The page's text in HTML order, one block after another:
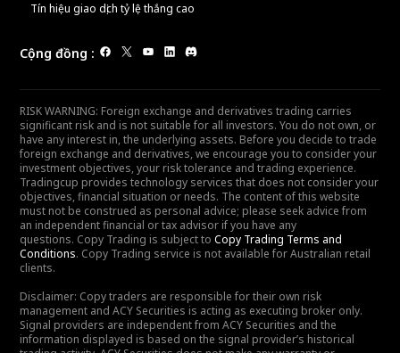
Tín hiệu giao dịch tỷ lệ thắng cao
Cộng đồng :
RISK WARNING: Foreign exchange and derivatives trading carries
significant risk and is not suitable for all investors. You do not own, or
have any interest in, the underlying assets. Before you decide to trade
foreign exchange and derivatives, we encourage you to consider your
investment objectives, your risk tolerance and trading experience.
Tradingcup provides technology services that does not consider your
objectives, financial situation or needs. The content of this website
must not be construed as personal advice; please seek advice from
an independent financial or tax advisor if you have any
questions. Copy Trading is subject to Copy Trading Terms and
Conditions. Copy Trading service is not available for Australian retail
clients.
Disclaimer: Copy traders are responsible for their own risk
management and ACY Securities is acting as executing broker only.
Signal providers are independent from ACY Securities and the
information displayed is based on the signal provider’s historical